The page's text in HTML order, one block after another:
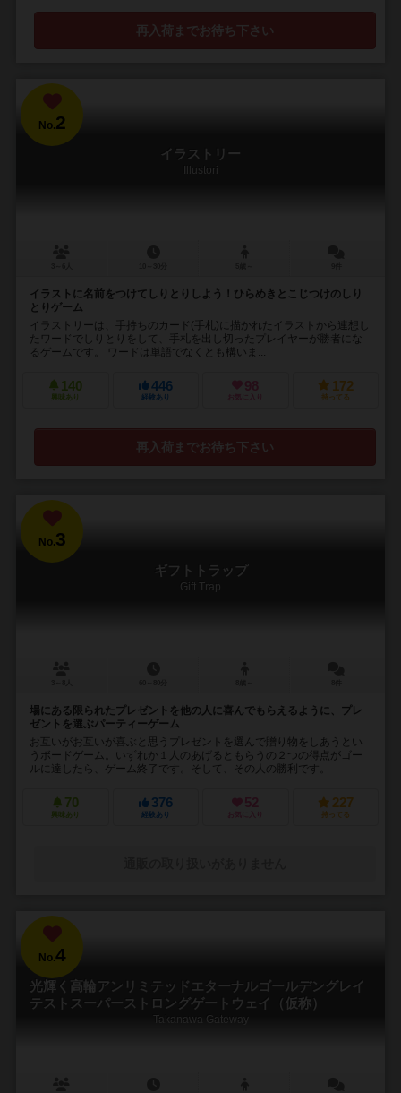
再入荷までお待ち下さい
No.2
イラストリー
Illustori
イラストに名前をつけてしりとりしよう！ひらめきとこじつけのしり
とりゲーム
イラストリーは、手持ちのカード(手札)に描かれたイラストから連想し
たワードでしりとりをして、手札を出し切ったプレイヤーが勝者にな
るゲームです。 ワードは単語でなくとも構いま...
140
興味あり
446
経験あり
98
お気に入り
172
持ってる
再入荷までお待ち下さい
No.3
ギフトトラップ
Gift Trap
場にある限られたプレゼントを他の人に喜んでもらえるように、プレ
ゼントを選ぶパーティーゲーム
お互いがお互いが喜ぶと思うプレゼントを選んで贈り物をしあうとい
うボードゲーム。いずれか１人のあげるともらうの２つの得点がゴー
ルに達したら、ゲーム終了です。そして、その人の勝利です。
70
興味あり
376
経験あり
52
お気に入り
227
持ってる
No.4
光輝く高輪アンリミテッドエターナルゴールデングレイ
テストスーパーストロングゲートウェイ（仮称）
Takanawa Gateway